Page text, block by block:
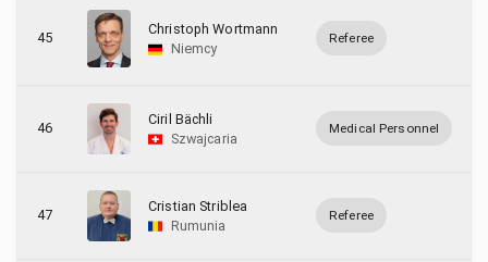
45
Christoph Wortmann
Niemcy
Referee
46
Ciril Bächli
Szwajcaria
Medical Personnel
47
Cristian Striblea
Rumunia
Referee